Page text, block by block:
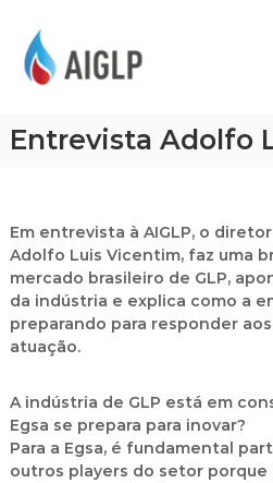
P
Entrevista Adolfo
Em entrevista à AIGLP, o
Adolfo Luis Vicentim, faz uma
mercado brasileiro de GLP,
da indústria e explica como a
preparando para responder
atuação.
A indústria de GLP está em
Egsa se prepara para inovar?
Para a Egsa, é fundamental
outros players do setor